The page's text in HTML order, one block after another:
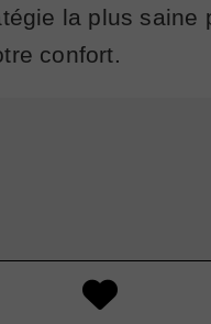
la plus saine
confort.